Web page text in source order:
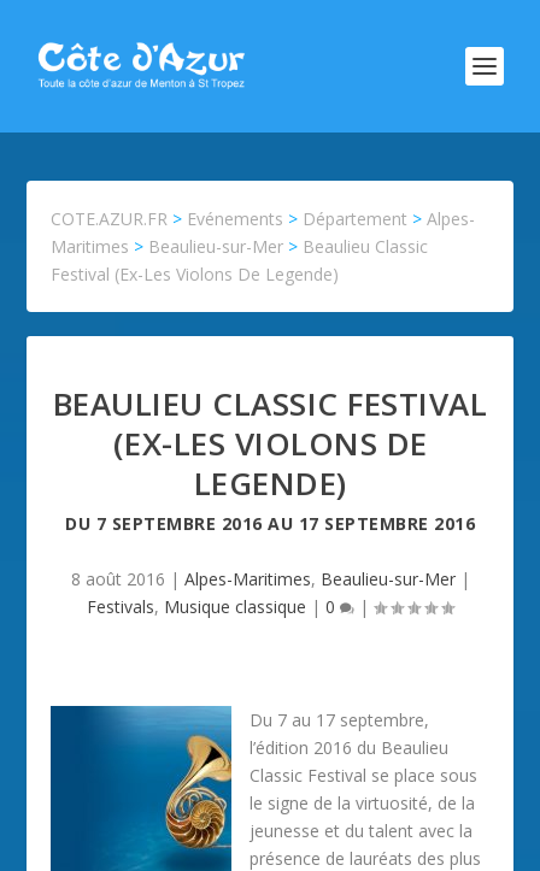
COTE.AZUR.FR > Evénements > Département >Alpes-
Maritimes > Beaulieu-sur-Mer > Beaulieu Classic
Festival (Ex-Les Violons De Legende)
BEAULIEU CLASSIC FESTIVAL
(EX-LES VIOLONS DE
LEGENDE)
DU 7 SEPTEMBRE 2016 AU 17 SEPTEMBRE 2016
8 août 2016 | Alpes-Maritimes, Beaulieu-sur-Mer|
Festivals, Musique classique | 0 |
Du 7 au 17 septembre,
l’édition 2016 du Beaulieu
Classic Festival se place sous
le signe de la virtuosité, de la
jeunesse et du talent avec la
présence de lauréats des plus